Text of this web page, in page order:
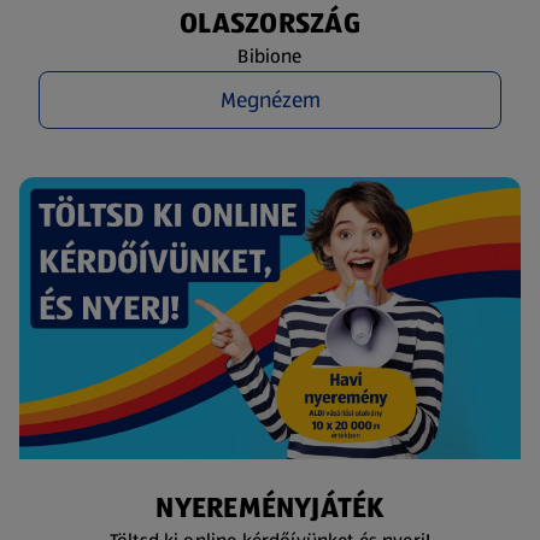
OLASZORSZÁG
Bibione
Megnézem
NYEREMÉNYJÁTÉK